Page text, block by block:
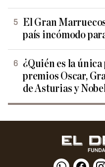
El Gran
país incómodo
¿Quién es la única
premios Oscar,
de Asturias y